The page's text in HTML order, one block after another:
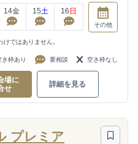
14金 15土 16 日
その他
ではありません。
き枠あり 要相談 空き枠なし
場に
せ
詳細を見る
プレミア